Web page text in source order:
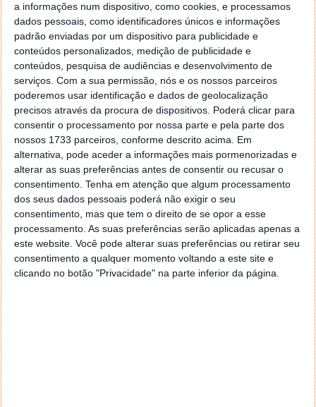
a informações num dispositivo, como cookies, e processamos
dados pessoais, como identificadores únicos e informações
padrão enviadas por um dispositivo para publicidade e
conteúdos personalizados, medição de publicidade e
conteúdos, pesquisa de audiências e desenvolvimento de
serviços. Com a sua permissão, nós e os nossos parceiros
poderemos usar identificação e dados de geolocalização
precisos através da procura de dispositivos. Poderá clicar para
consentir o processamento por nossa parte e pela parte dos
nossos 1733 parceiros, conforme descrito acima. Em
alternativa, pode aceder a informações mais pormenorizadas e
alterar as suas preferências antes de consentir ou recusar o
consentimento. Tenha em atenção que algum processamento
dos seus dados pessoais poderá não exigir o seu
consentimento, mas que tem o direito de se opor a esse
processamento. As suas preferências serão aplicadas apenas a
este website. Você pode alterar suas preferências ou retirar seu
consentimento a qualquer momento voltando a este site e
clicando no botão "Privacidade" na parte inferior da página.
Samsung tem uma proposta única
A Samsung testou já este serviço em 6 milhões de
utilizadores em 3 grandes países. O sucesso que dai
saiu levou a marca a alargar a proposta a muitos
mais mercados, o que acontece agora. Requer
apenas um simples e rápido registo de todos os
dispositivos Galaxy do utilizador.
Esta nova proposta vai certamente abrir caminho a
outras marcas. Vão pegar neste conceito e nesta